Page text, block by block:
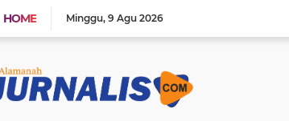
HOME Minggu 9 Agu 2026